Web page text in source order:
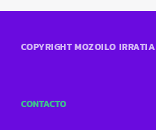
COPYRIGHT MOZOILO IRRATIA
CONTACTO